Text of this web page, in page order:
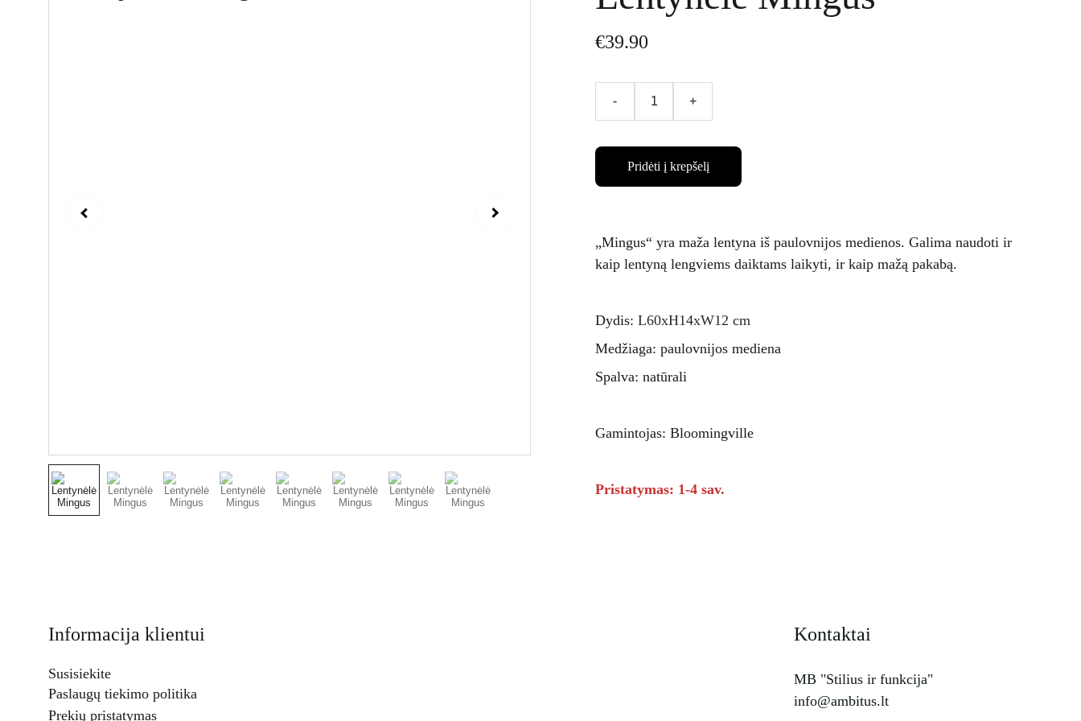
€39.90
- +
Pridėti į krepšelį
„Mingus“ yra maža lentyna iš paulovnijos medienos. Galima naudoti ir
kaip lentyną lengviems daiktams laikyti, ir kaip mažą pakabą.
Dydis: L60xH14xW12 cm
Medžiaga: paulovnijos mediena
Spalva: natūrali
Gamintojas: Bloomingville
Pristatymas: 1-4 sav.
Kontaktai
info@ambitus.lt
MB "Stilius ir funkcija"
Paslaugų tiekimo politika
Informacija klientui
Susisiekite
Prekių pristatymas